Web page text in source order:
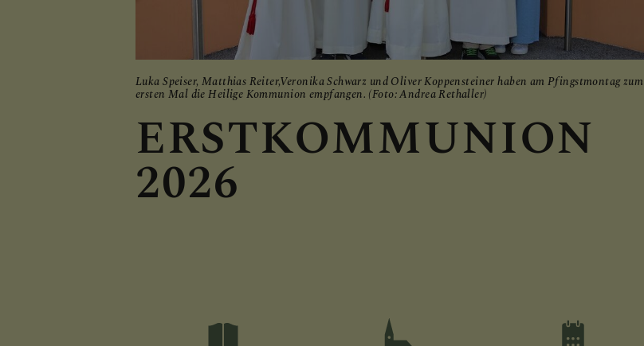
PRESSE
LINKS
Luka Speiser, Matthias Reiter,Veronika Schwarz und Oliver Koppensteiner haben am Pfingstmontag zum
ersten Mal die Heilige Kommunion empfangen. (Foto: Andrea Rethaller)
ERSTKOMMUNION
2026